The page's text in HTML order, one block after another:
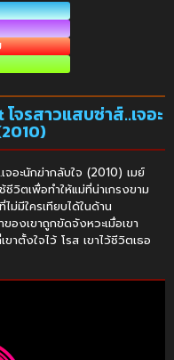
จรสาวแสบซ่าส์..เจอะ
อะนักฆ่ากลับใจ (2010) เมย์
วิตเพื่อทำให้แม่ที่น่าเกรงขาม
ม่มีใครเทียบได้ในด้าน
องเขาถูกขัดจังหวะเมื่อเขา
าตั้งใจไว้ โรส เขาไว้ชีวิตเธอ